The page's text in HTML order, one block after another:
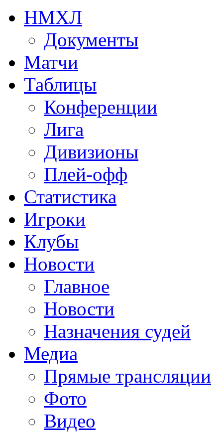
НМХЛ
Документы
Матчи
Таблицы
Конференции
Лига
Дивизионы
Плей-офф
Статистика
Игроки
Клубы
Новости
Главное
Новости
Назначения судей
Медиа
Прямые трансляции
Фото
Видео